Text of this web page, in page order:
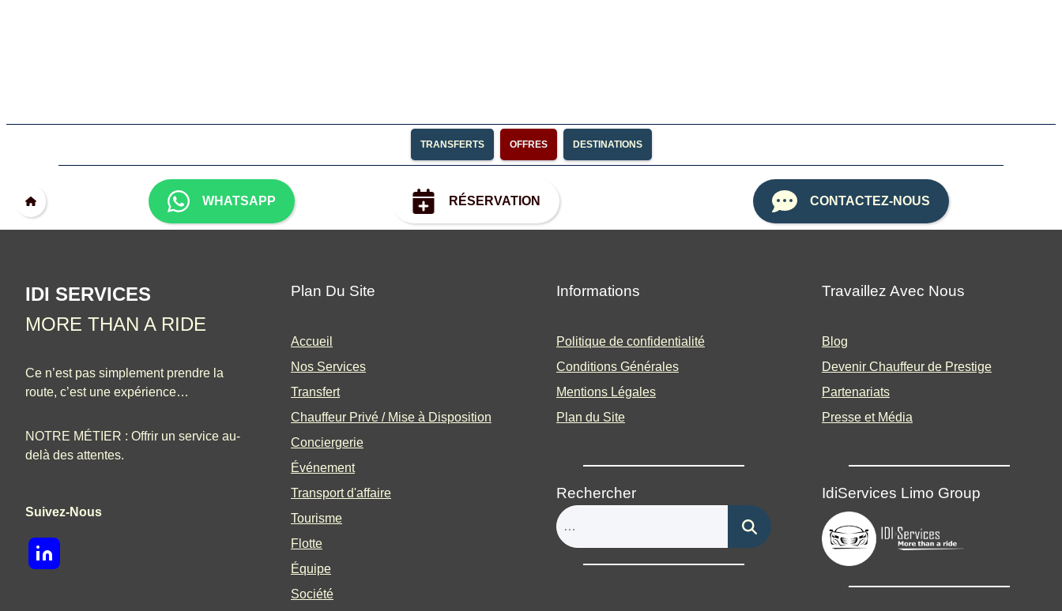
TRANSFERTS OFFRES DESTINATIONS
WHATSAPP RÉSERVATION CONTACTEZ-NOUS
IDI SERVICES
MORE THAN A RIDE
Ce n’est pas simplement prendre la
route, c’est une expérience…
NOTRE MÉTIER : Offrir un service au-
delà des attentes.
Suivez-Nous
Plan Du Site
Accueil
Nos Services
Transfert
Chauffeur Privé / Mise à Disposition
Conciergerie
Événement
Transport d'affaire
Tourisme
Flotte
Équipe
Société
Informations
Politique de confidentialité
Conditions Générales
Mentions Légales
Plan du Site
Rechercher
Travaillez Avec Nous
Blog
Devenir Chauffeur de Prestige
Partenariats
Presse et Média
IdiServices Limo Group